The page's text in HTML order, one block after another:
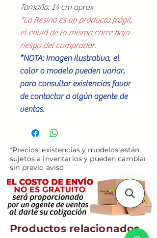
Tamaño: 14 cm aprox
*La Resina es un producto frágil,
el envió de la misma corre bajo
riesgo del comprador.
*NOTA: Imagen ilustrativa, el
color o modelo pueden variar,
para consultar existencias favor
de contactar a algún agente de
ventas.
*Precios, existencias y modelos están
sujetos a inventarios y pueden cambiar
sin previo aviso
Productos relacionados